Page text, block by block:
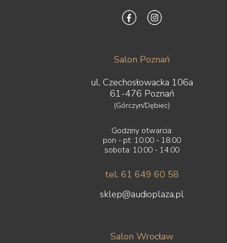
Salon Poznań
ul. Czechosłowacka 106a
61-476 Poznań
(Górczyn/Dębiec)
Godziny otwarcia:
pon - pt: 10:00 - 18:00
sobota: 10:00 - 14:00
tel. 61 649 60 58
sklep@audioplaza.pl
Salon Wrocław